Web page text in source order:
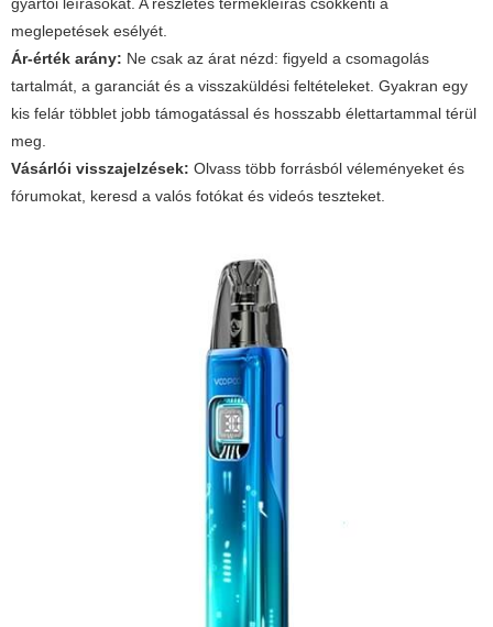
meglepetések esélyét.
Ár-érték arány: Ne csak az árat nézd: figyeld a csomagolás
tartalmát, a garanciát és a visszaküldési feltételeket. Gyakran egy
kis felár többlet jobb támogatással és hosszabb élettartammal térül
meg.
Vásárlói visszajelzések: Olvass több forrásból véleményeket és
fórumokat, keresd a valós fotókat és videós teszteket.